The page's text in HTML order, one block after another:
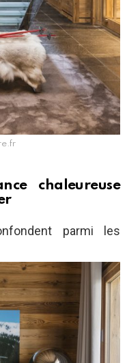
chaleureuse
parmi les